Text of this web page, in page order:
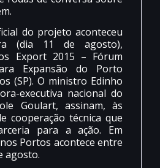
do projeto aconteceu
(dia 11 de agosto),
Export 2015 – Fórum
Expansão do Porto
(SP). O ministro Edinho
executiva nacional do
Goulart, assinam, às
cooperação técnica que
para a ação. Em
Portos acontece entre
agosto.